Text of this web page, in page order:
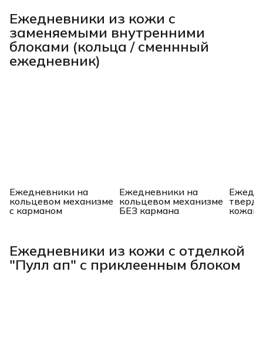
Ежедневники из кожи с
заменяемыми внутренними
блоками (кольца / сменнный
ежедневник)
Ежедневники на
кольцевом механизме
с карманом
Ежедневники на
кольцевом механизме
БЕЗ кармана
Ежедневники из кожи с отделкой
"Пулл ап" с приклеенным блоком